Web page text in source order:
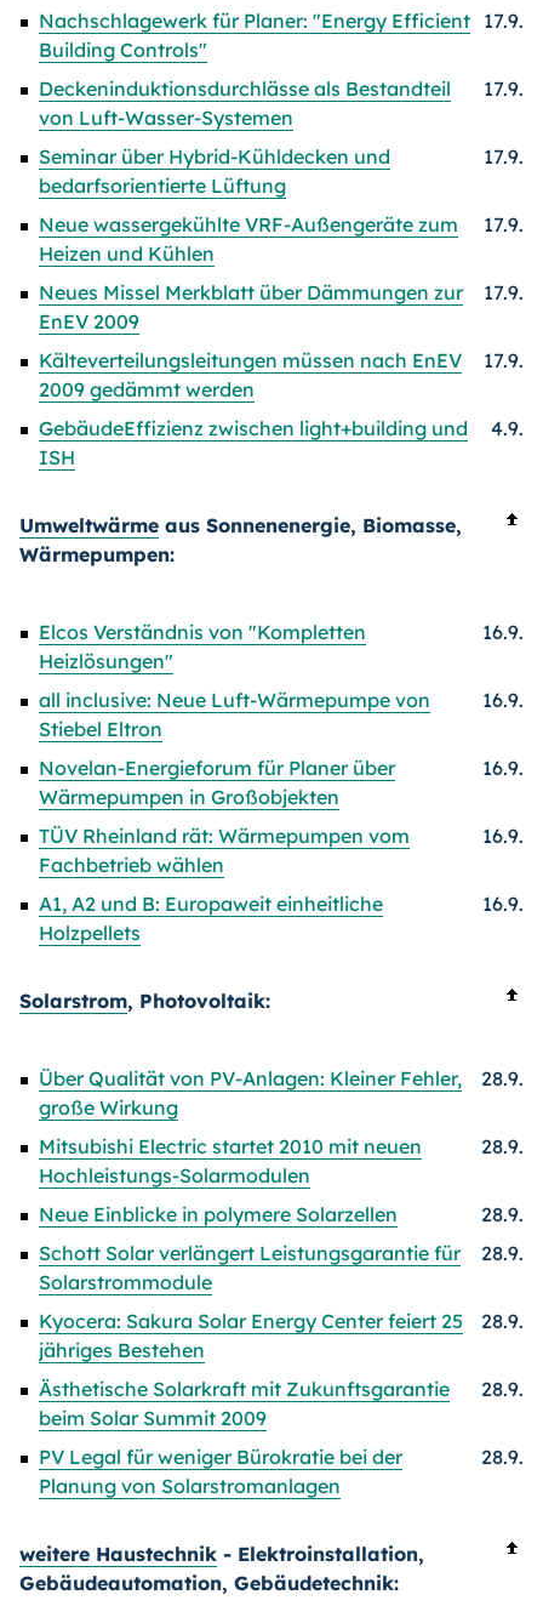
Nachschlagewerk für Planer: "Energy Efficient
Building Controls"
17.9.
Deckeninduktionsdurchlässe als Bestandteil
von Luft-Wasser-Systemen
17.9.
Seminar über Hybrid-Kühldecken und
bedarfsorientierte Lüftung
17.9.
Neue wassergekühlte VRF-Außengeräte zum
Heizen und Kühlen
17.9.
Neues Missel Merkblatt über Dämmungen zur
EnEV 2009
17.9.
Kälteverteilungsleitungen müssen nach EnEV
2009 gedämmt werden
17.9.
GebäudeEffizienz zwischen light+building und
ISH
4.9.
Umweltwärme aus Sonnenenergie, Biomasse,
Wärmepumpen:
Elcos Verständnis von "Kompletten
Heizlösungen"
16.9.
all inclusive: Neue Luft-Wärmepumpe von
Stiebel Eltron
16.9.
Novelan-Energieforum für Planer über
Wärmepumpen in Großobjekten
16.9.
TÜV Rheinland rät: Wärmepumpen vom
Fachbetrieb wählen
16.9.
A1, A2 und B: Europaweit einheitliche
Holzpellets
16.9.
Solarstrom, Photovoltaik:
Über Qualität von PV-Anlagen: Kleiner Fehler,
große Wirkung
28.9.
Mitsubishi Electric startet 2010 mit neuen
Hochleistungs-Solarmodulen
28.9.
Neue Einblicke in polymere Solarzellen
28.9.
Schott Solar verlängert Leistungsgarantie für
Solarstrommodule
28.9.
Kyocera: Sakura Solar Energy Center feiert 25
jähriges Bestehen
28.9.
Ästhetische Solarkraft mit Zukunftsgarantie
beim Solar Summit 2009
28.9.
PV Legal für weniger Bürokratie bei der
Planung von Solarstromanlagen
28.9.
weitere Haustechnik - Elektroinstallation,
Gebäudeautomation, Gebäudetechnik: